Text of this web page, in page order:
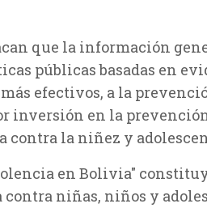
que la información
públicas basadas en
efectivos, a la
inversión en la
contra la niñez y
en Bolivia"
niñas, niños y